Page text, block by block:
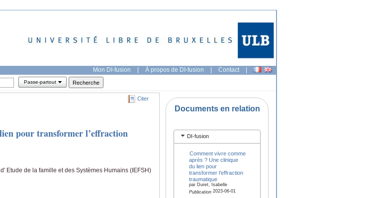
Mon DI-fusion | À propos de DI-fusion | Contact |
Passe-partout
Citer
pour transformer l’effraction
Etude de la famille et des Systèmes Humains (IEFSH)
Documents en relation
DI-fusion
Comment vivre comme
après ? Une clinique
du lien pour
transformer l’effraction
traumatique
par Duret, Isabelle
Publication2023-06-01